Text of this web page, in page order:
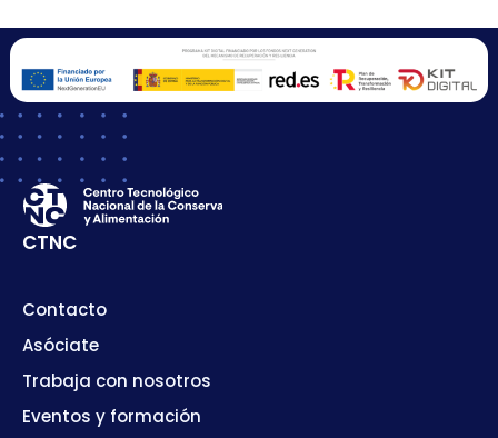
CTNC
Contacto
Asóciate
Trabaja con nosotros
Eventos y formación